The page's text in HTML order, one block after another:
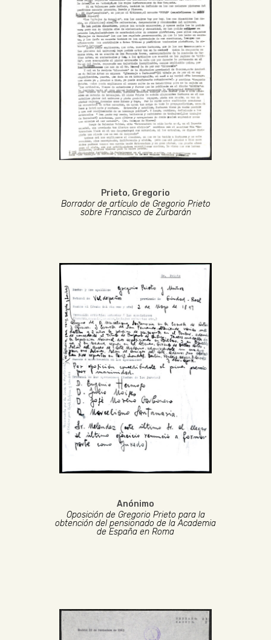
Prieto, Gregorio
Borrador de artículo de Gregorio Prieto
sobre Francisco de Zurbarán
Anónimo
Oposición de Gregorio Prieto para la
obtención del pensionado de la Academia
de España en Roma